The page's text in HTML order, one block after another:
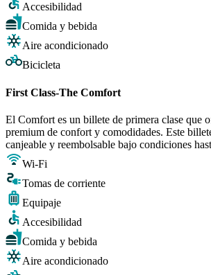
Accesibilidad
Comida y bebida
Aire acondicionado
Bicicleta
First Class-The Comfort
El Comfort es un billete de primera clase que
premium de confort y comodidades. Este
canjeable y reembolsable bajo condiciones
Wi-Fi
Tomas de corriente
Equipaje
Accesibilidad
Comida y bebida
Aire acondicionado